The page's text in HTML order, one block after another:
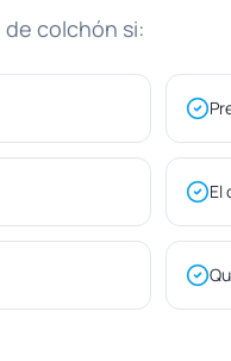
colchón si:
El